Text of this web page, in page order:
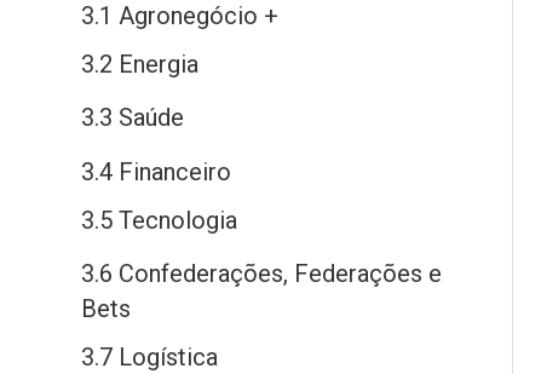
3.1 Agronegócio +
3.2 Energia
3.3 Saúde
3.4 Financeiro
3.5 Tecnologia
3.6 Confederações, Federações e
Bets
3.7 Logística